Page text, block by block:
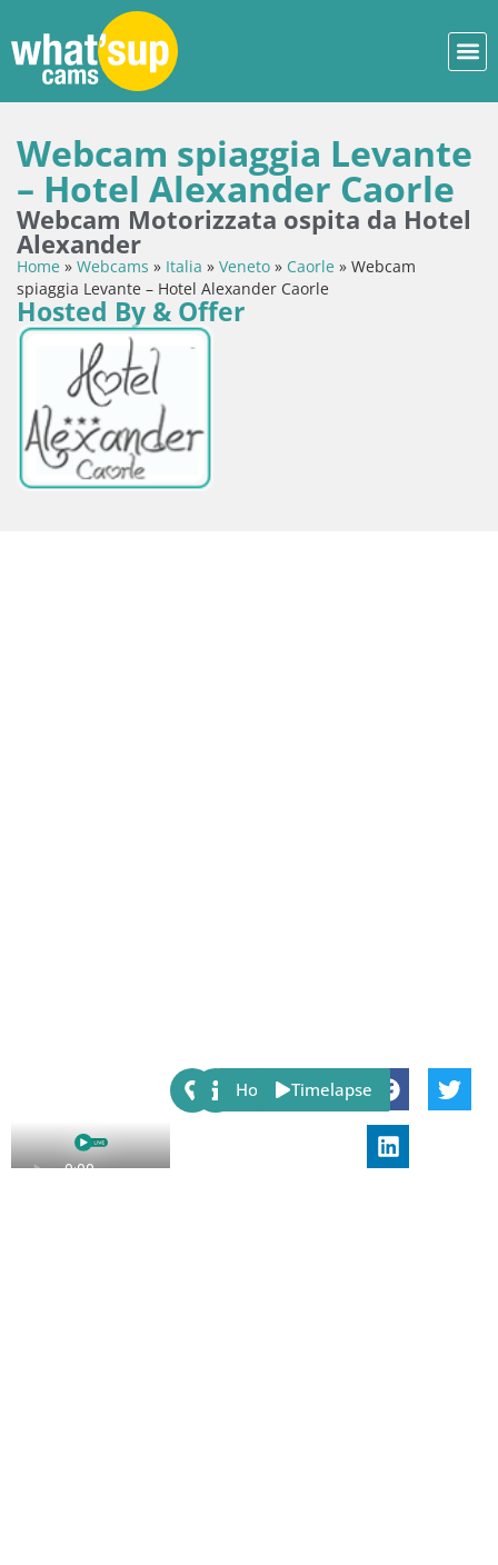
Webcam spiaggia Levante
– Hotel Alexander Caorle
Webcam Motorizzata ospita da Hotel
Alexander
Home » Webcams » Italia » Veneto » Caorle » Webcam
spiaggia Levante – Hotel Alexander Caorle
Hosted By & Offer
Share:
Host Timelapse